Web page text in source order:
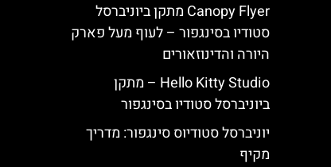
Canopy Flyer מתקן ביוניברסל
סטודיו בסינגפור – לעוף מעל פארק
היורה והדינוזאורים
Hello Kitty Studio – מתקן
ביוניברסל סטודיו בסינגפור
יוניברסל סטודיוס סינגפור: מדריך
מקיף